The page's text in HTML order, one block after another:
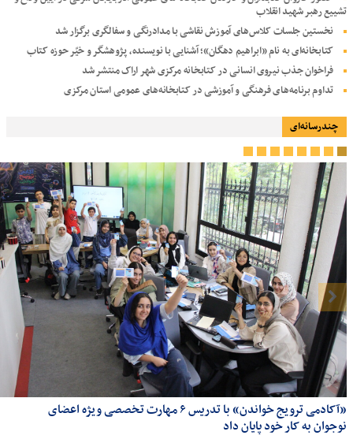
تشییع رهبر شهید انقلاب
نخستین جلسات کلاس‌های آموزش نقاشی با مدادرنگی و سفالگری برگزار شد
کتابخانه‌ای به نام «ابراهیم دهگان»؛ آشنایی با نویسنده، پژوهشگر و خیّر حوزه کتاب
فراخوان جذب نیروی انسانی در کتابخانه مرکزی شهر اراک منتشر شد
تداوم برنامه‌های فرهنگی و آموزشی در کتابخانه‌های عمومی استان مرکزی
چندرسانه‌ای
«آکادمی ترویج خواندن» با تدریس ۶ مهارت تخصصی ویژه اعضای
نوجوان به کار خود پایان داد